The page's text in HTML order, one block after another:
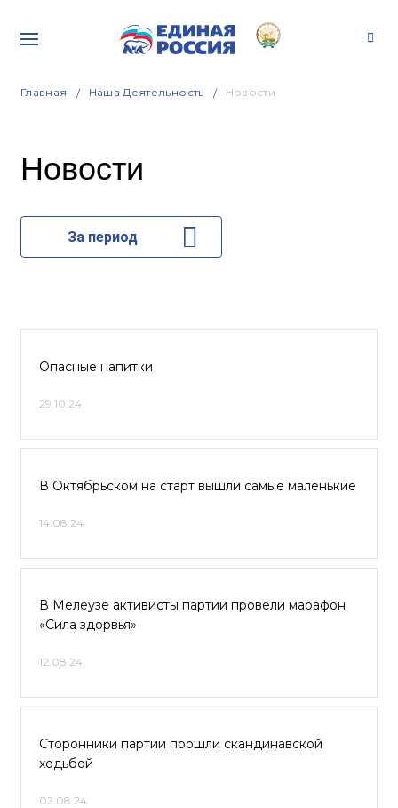
Главная Наша Деятельность Новости
Новости
За период
Опасные напитки
29.10.24
В Октябрьском на старт вышли самые маленькие
14.08.24
В Мелеузе активисты партии провели марафон
«Сила здорвья»
12.08.24
Сторонники партии прошли скандинавской
ходьбой
02.08.24